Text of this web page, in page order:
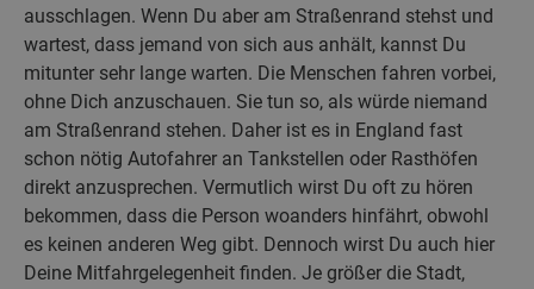
ausschlagen. Wenn Du aber am Straßenrand stehst und
wartest, dass jemand von sich aus anhält, kannst Du
mitunter sehr lange warten. Die Menschen fahren vorbei,
ohne Dich anzuschauen. Sie tun so, als würde niemand
am Straßenrand stehen. Daher ist es in England fast
schon nötig Autofahrer an Tankstellen oder Rasthöfen
direkt anzusprechen. Vermutlich wirst Du oft zu hören
bekommen, dass die Person woanders hinfährt, obwohl
es keinen anderen Weg gibt. Dennoch wirst Du auch hier
Deine Mitfahrgelegenheit finden. Je größer die Stadt,